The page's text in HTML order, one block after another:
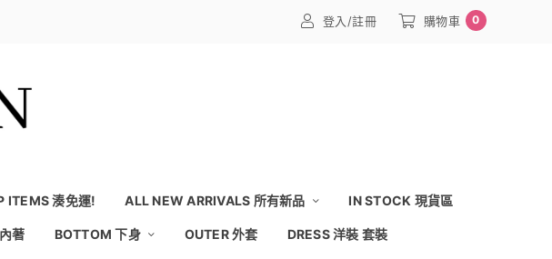
登入/註冊 購物車 0
ITEMS 湊免運! ALL NEW ARRIVALS 所有新品 IN STOCK 現貨區
著 BOTTOM 下身 OUTER 外套 DRESS 洋裝 套裝